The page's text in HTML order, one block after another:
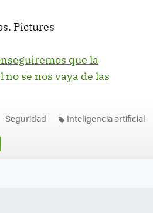
Pictures
que la
se nos vaya de las
Seguridad Inteligencia artificial